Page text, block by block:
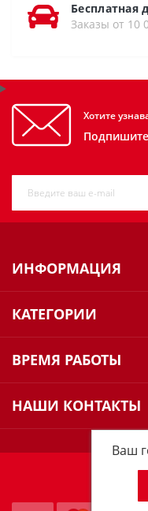
Ваш
Бесплатная
Заказы от 10
Хотите
ИНФОРМАЦИЯ
КАТЕГОРИИ
ВРЕМЯ РАБОТЫ
НАШИ КОНТАКТЫ